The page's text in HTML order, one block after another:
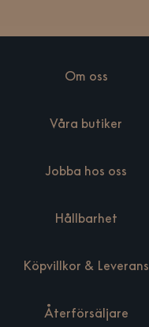
Om oss
Våra butiker
Jobba hos oss
Hållbarhet
Köpvillkor & Leverans
Återförsäljare